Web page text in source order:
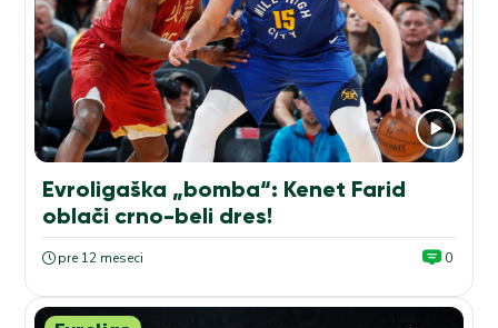
Evroligaška „bomba“: Kenet Farid
oblači crno-beli dres!
pre 12 meseci 0